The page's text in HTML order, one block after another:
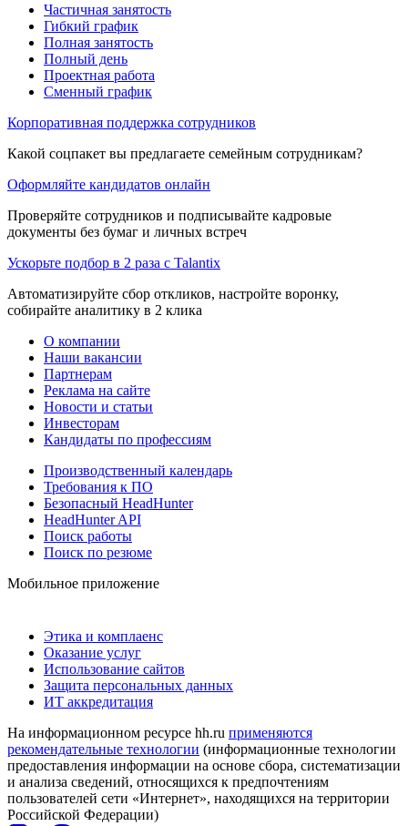
Частичная занятость
Гибкий график
Полная занятость
Полный день
Проектная работа
Сменный график
Корпоративная поддержка сотрудников
Какой соцпакет вы предлагаете семейным сотрудникам?
Оформляйте кандидатов онлайн
Проверяйте сотрудников и подписывайте кадровые
документы без бумаг и личных встреч
Ускорьте подбор в 2 раза с Talantix
Автоматизируйте сбор откликов, настройте воронку,
собирайте аналитику в 2 клика
О компании
Наши вакансии
Партнерам
Реклама на сайте
Новости и статьи
Инвесторам
Кандидаты по профессиям
Производственный календарь
Требования к ПО
Безопасный HeadHunter
HeadHunter API
Поиск работы
Поиск по резюме
Мобильное приложение
Этика и комплаенс
Оказание услуг
Использование сайтов
Защита персональных данных
ИТ аккредитация
На информационном ресурсе hh.ru применяются
рекомендательные технологии (информационные технологии
предоставления информации на основе сбора, систематизации
и анализа сведений, относящихся к предпочтениям
пользователей сети «Интернет», находящихся на территории
Российской Федерации)